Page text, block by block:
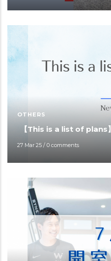
OTHERS
【This is a list of plans】
27 Mar 25 / 0 comments